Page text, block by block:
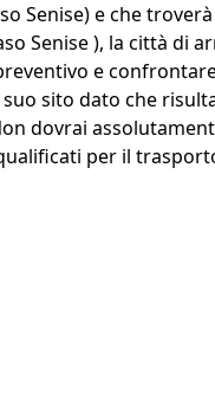
Senise) e che
Senise ), la città di
e
sito dato che
dovrai
per il